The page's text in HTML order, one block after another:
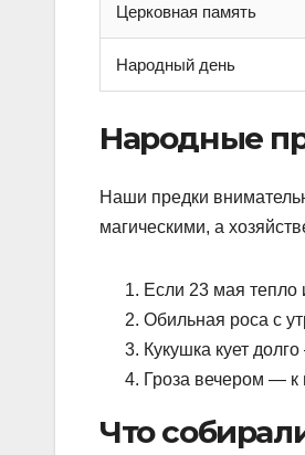
Церковная память
Народный день
Народные
Наши предки
магическими, а
Если 23 мая тепло
Обильная роса с
Кукушка кует
Гроза вечером — к
Что